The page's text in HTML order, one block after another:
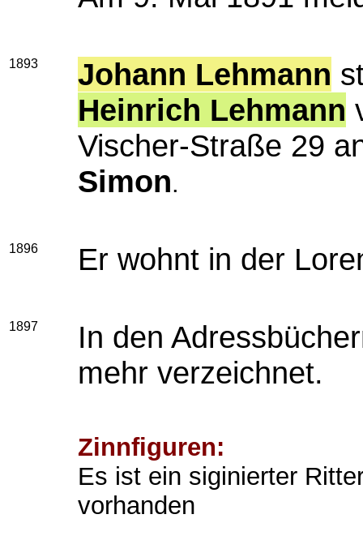
1893 Johann Lehmann
Heinrich Lehmann
Vischer-Straße 29
Simon.
1896 Er wohnt in der
1897
In den
mehr verzeichnet.
Zinnfiguren:
Es ist ein siginierter
vorhanden